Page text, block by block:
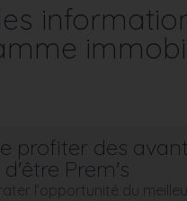
profiter des
d'être Prem's
l’opportunité du